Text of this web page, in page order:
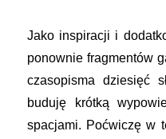
Jako inspiracji i
ponownie fragmentów
czasopisma dziesięć
buduję krótką
spacjami. Poćwiczę w